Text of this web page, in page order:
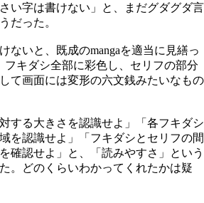
い字は書けない」と、まだグダグダ言
だった。
ないと、既成のmangaを適当に見繕っ
フキダシ全部に彩色し、セリフの部分
て画面には変形の六文銭みたいなもの
する大きさを認識せよ」「各フキダシ
を認識せよ」「フキダシとセリフの間
確認せよ」と、「読みやすさ」という
。どのくらいわかってくれたかは疑